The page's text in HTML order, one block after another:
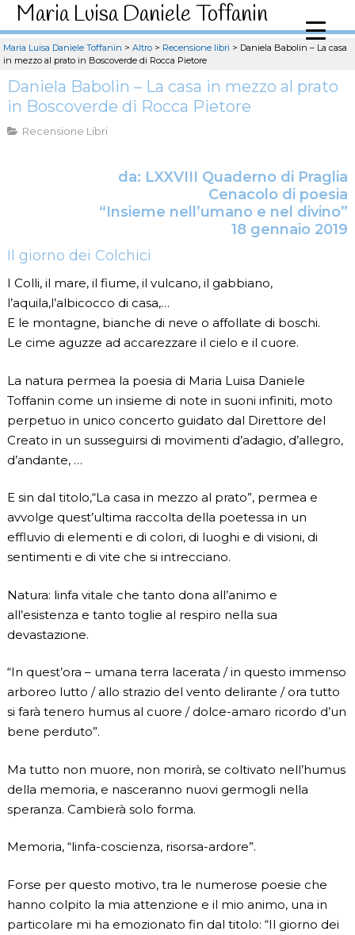
Maria Luisa Daniele Toffanin
Maria Luisa Daniele Toffanin > Altro > Recensione libri > Daniela Babolin – La casa
in mezzo al prato in Boscoverde di Rocca Pietore
Daniela Babolin – La casa in mezzo al prato
in Boscoverde di Rocca Pietore
Recensione Libri
da: LXXVIII Quaderno di Praglia
Cenacolo di poesia
“Insieme nell’umano e nel divino”
18 gennaio 2019
Il giorno dei Colchici
I Colli, il mare, il fiume, il vulcano, il gabbiano,
l’aquila,l’albicocco di casa,…
E le montagne, bianche di neve o affollate di boschi.
Le cime aguzze ad accarezzare il cielo e il cuore.
La natura permea la poesia di Maria Luisa Daniele
Toffanin come un insieme di note in suoni infiniti, moto
perpetuo in unico concerto guidato dal Direttore del
Creato in un susseguirsi di movimenti d’adagio, d’allegro,
d’andante, …
E sin dal titolo,“La casa in mezzo al prato”, permea e
avvolge quest’ultima raccolta della poetessa in un
effluvio di elementi e di colori, di luoghi e di visioni, di
sentimenti e di vite che si intrecciano.
Natura: linfa vitale che tanto dona all’animo e
all’esistenza e tanto toglie al respiro nella sua
devastazione.
“In quest’ora – umana terra lacerata / in questo immenso
arboreo lutto / allo strazio del vento delirante / ora tutto
si farà tenero humus al cuore / dolce-amaro ricordo d’un
bene perduto”.
Ma tutto non muore, non morirà, se coltivato nell’humus
della memoria, e nasceranno nuovi germogli nella
speranza. Cambierà solo forma.
Memoria, “linfa-coscienza, risorsa-ardore”.
Forse per questo motivo, tra le numerose poesie che
hanno colpito la mia attenzione e il mio animo, una in
particolare mi ha emozionato fin dal titolo: “Il giorno dei